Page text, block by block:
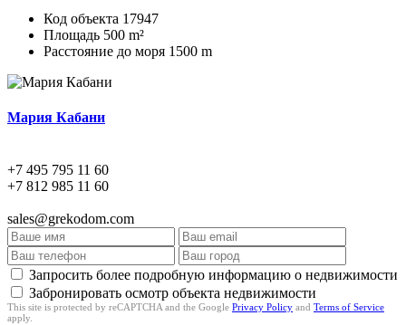
Код объекта 17947
Площадь 500 m²
Расстояние до моря 1500 m
Мария Кабани
+7 495 795 11 60
+7 812 985 11 60
sales@grekodom.com
Запросить более подробную информацию о недвижимости
Забронировать осмотр объекта недвижимости
This site is protected by reCAPTCHA and the Google Privacy Policy and Terms of Service
apply.